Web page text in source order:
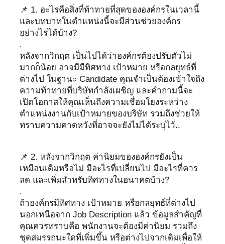
📌 1. อะไรคือสิ่งที่ท้าทายที่สุดขององค์กรในเวลานี้
และบทบาทในตำแหน่งนี้จะมีส่วนช่วยองค์กร
อย่างไรได้บ้าง?
.
หลังจากวิกฤต เป็นไปได้ว่าองค์กรต้องปรับตัวไม่
มากก็น้อย อาจมีมีทิศทาง เป้าหมาย หรือกลยุทธ์ที่
ต่างไป ในฐานะ Candidate คุณจำเป็นต้องเข้าใจถึง
ความท้าทายที่บริษัทกำลังเผชิญ และคำถามนี้จะ
เปิดโอกาสให้คุณเห็นถึงความเชื่อมโยงระหว่าง
ตำแหน่งงานกับเป้าหมายของบริษัท รวมถึงช่วยให้
ทราบความคาดหวังที่อาจจะยังไม่ได้ระบุไว้..
📌 2. หลังจากวิกฤต ค่านิยมขององค์กรยังเป็น
เหมือนเดิมหรือไม่ มีอะไรที่เปลี่ยนไป มีอะไรที่ควร
ลด และเพิ่มสำหรับทิศทางในอนาคตบ้าง?
.
ถ้าองค์กรมีทิศทาง เป้าหมาย หรือกลยุทธ์ที่ต่างไป
นอกเหนือจาก Job Description แล้ว ข้อมูลสำคัญที่
คุณควรทราบคือ พนักงานจะต้องมีค่านิยม รวมถึง
ชุดสมรรถนะใดที่เพิ่มขึ้น หรือต่างไปจากเดิมเพื่อให้